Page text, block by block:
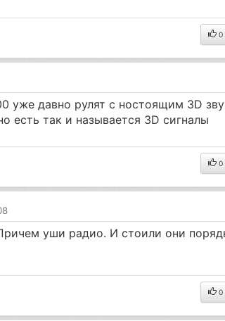
0
уже давно рулят с ностоящим 3D
есть так и называется 3D сигналы
0
уши радио. И стоили они
0